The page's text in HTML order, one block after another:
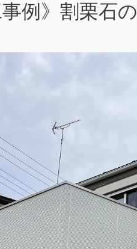
事例》割栗石